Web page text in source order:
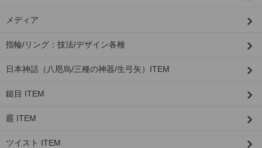
メディア
指輪/リング：技法/デザイン各種
日本神話（八咫烏/三種の神器/生弓矢）ITEM
鎚目 ITEM
霰 ITEM
ツイスト ITEM